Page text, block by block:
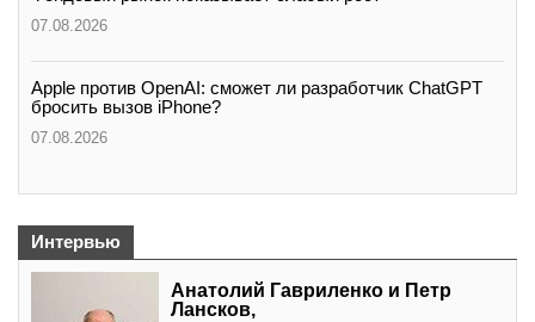
07.08.2026
Apple против OpenAI: сможет ли разработчик ChatGPT
бросить вызов iPhone?
07.08.2026
Интервью
Анатолий Гавриленко и Петр
Лансков,